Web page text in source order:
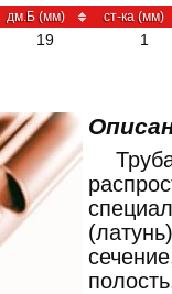
дм.Б (мм) ст-ка (мм)
19 1